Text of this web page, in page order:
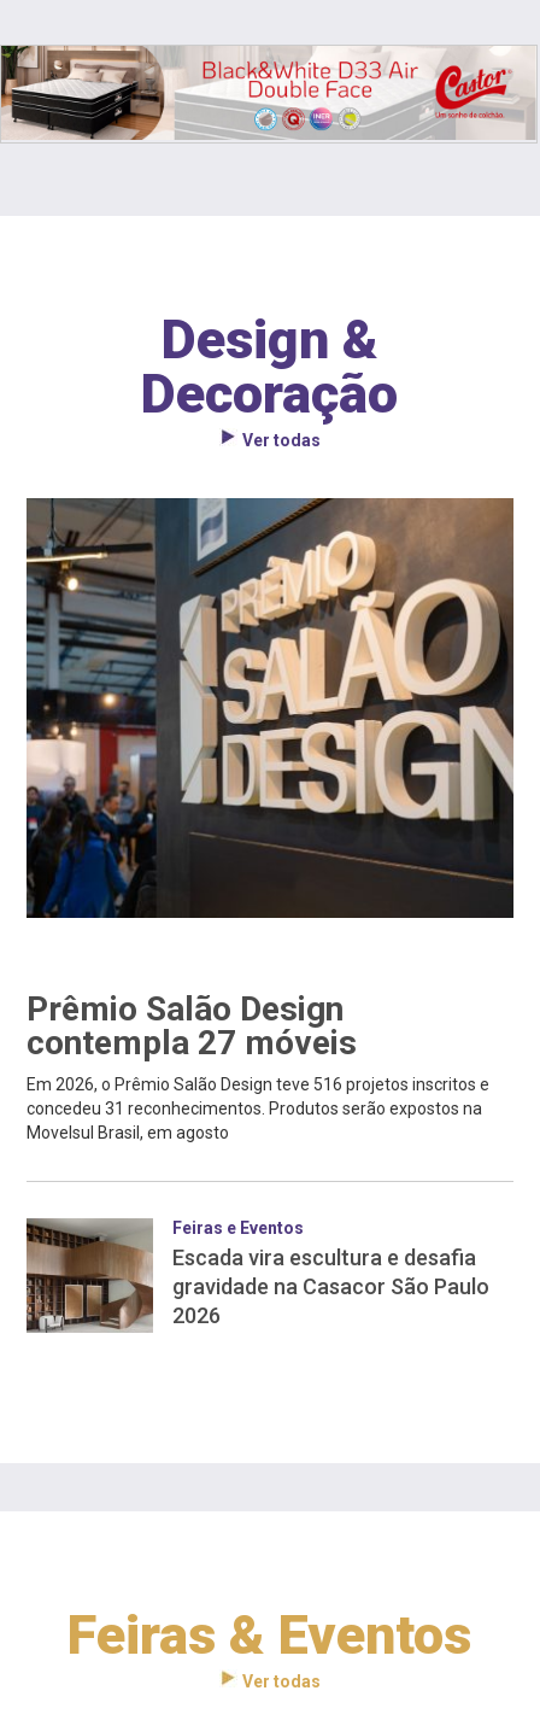
Design &
Decoração
Ver todas
Prêmio Salão Design
contempla 27 móveis
Em 2026, o Prêmio Salão Design teve 516 projetos inscritos e
concedeu 31 reconhecimentos. Produtos serão expostos na
Movelsul Brasil, em agosto
Feiras e Eventos
Escada vira escultura e desafia
gravidade na Casacor São Paulo
2026
Feiras & Eventos
Ver todas